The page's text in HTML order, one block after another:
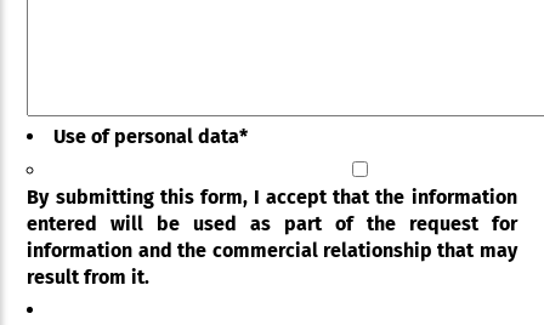
Use of personal data*
By submitting this form, I accept that the information
entered will be used as part of the request for
information and the commercial relationship that may
result from it.